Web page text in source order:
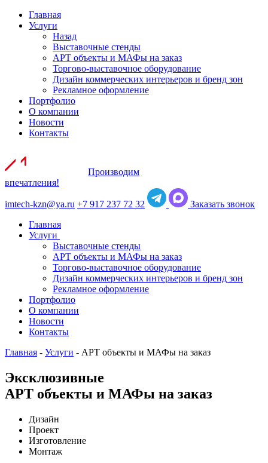
Главная
Услуги
Назад
Выставочные стенды
АРТ объекты и МАФы на заказ
Торгово-выставочное оборудование
Дизайн коммерческих интерьеров и бренд зон
Рекламное оформление
Портфолио
О компании
Новости
Контакты
Производим
впечатления!
imtech-kzn@ya.ru +7 917 237 72 32
Заказать звонок
Главная
Услуги
Выставочные стенды
АРТ объекты и МАФы на заказ
Торгово-выставочное оборудование
Дизайн коммерческих интерьеров и бренд зон
Рекламное оформление
Портфолио
О компании
Новости
Контакты
Главная - Услуги - АРТ объекты и МАФы на заказ
Эксклюзивные
АРТ объекты и МАФы на заказ
Дизайн
Проект
Изготовление
Монтаж